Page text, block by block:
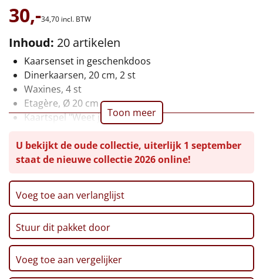
Luxe
Mannen
Vrouwen
Duurzaam
Leuke
Goedkope
Uniek
Alle thema's
Artikel
Hitster NIEUW
30,-34,70 incl. BTW
Inhoud: 20 artikelen
Kaarsenset in geschenkdoos
Dinerkaarsen, 20 cm, 2 st
Waxines, 4 st
Etagère, Ø 20 cm
Kaartspel "Weet jij het?"
Rode wijn, Tempranillo, 0,75 ltr
Bier, Hertog Jan, 0,30 ltr
Richello's, 8 st, 100 gr
Stroopwafel, 32 gr, 2 st
Ribbelchips, 90 gr
Kerstkoekjes, 80 gr
Verpakt in een feestelijke kerstdoos, 39 x 29 x 12,6
cm
Toon meer
U bekijkt de oude collectie, uiterlijk 1 september
staat de nieuwe collectie 2026 online!
Voeg toe aan verlanglijst
Stuur dit pakket door
Voeg toe aan vergelijker